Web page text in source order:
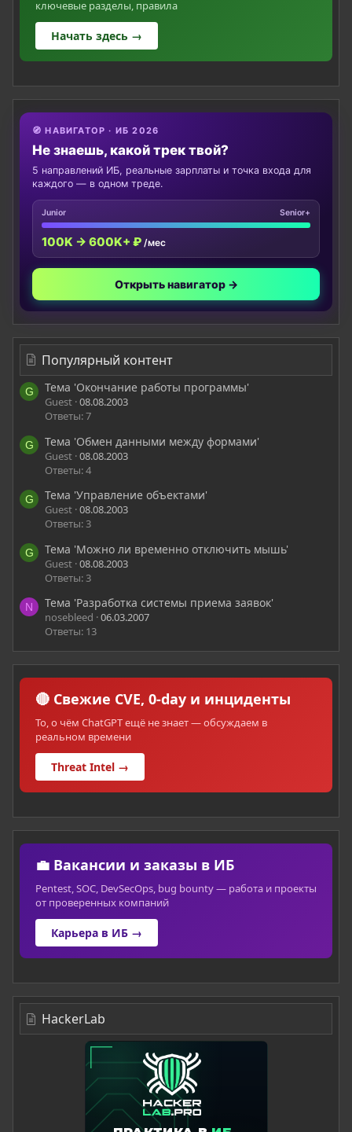
ключевые разделы, правила
Начать здесь →
🧭 НАВИГАТОР · ИБ 2026
Не знаешь, какой трек твой?
5 направлений ИБ, реальные зарплаты и точка входа для
каждого — в одном треде.
Junior Senior+
100K → 600K+ ₽ /мес
Открыть навигатор →
Популярный контент
G Тема 'Окончание работы программы'
Guest 08.08.2003
Ответы: 7
G Тема 'Обмен данными между формами'
Guest 08.08.2003
Ответы: 4
G Тема 'Управление объектами'
Guest 08.08.2003
Ответы: 3
G Тема 'Можно ли временно отключить мышь'
Guest 08.08.2003
Ответы: 3
N Тема 'Разработка системы приема заявок'
nosebleed 06.03.2007
Ответы: 13
🔴 Свежие CVE, 0-day и инциденты
То, о чём ChatGPT ещё не знает — обсуждаем в
реальном времени
Threat Intel →
💼 Вакансии и заказы в ИБ
Pentest, SOC, DevSecOps, bug bounty — работа и проекты
от проверенных компаний
Карьера в ИБ →
HackerLab